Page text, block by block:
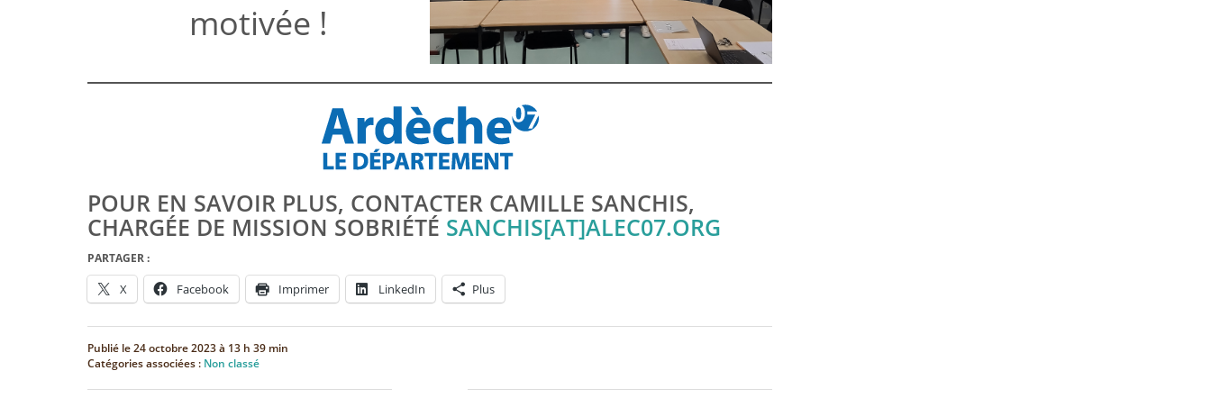
motivée !
POUR EN SAVOIR PLUS, CONTACTER CAMILLE SANCHIS,
CHARGÉE DE MISSION SOBRIÉTÉ SANCHIS[AT]ALEC07.ORG
PARTAGER :
X Facebook Imprimer LinkedIn Plus
Publié le24 octobre 2023 à 13 h 39 min
Catégories associées : Non classé